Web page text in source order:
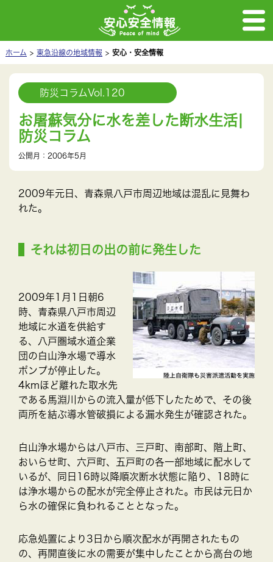
ホーム 東急沿線の地域情報 安心・安全情報
防災コラムVol.120
お屠蘇気分に水を差した断水生活|
防災コラム
公開月：2006年5月
2009年元日、青森県八戸市周辺地域は混乱に見舞わ
れた。
それは初日の出の前に発生した
2009年1月1日朝6
時、青森県八戸市周辺
地域に水道を供給す
る、八戸圏域水道企業
団の白山浄水場で導水
ポンプが停止した。
4kmほど離れた取水先
である馬淵川からの流入量が低下したためで、その後
両所を結ぶ導水管破損による漏水発生が確認された。
白山浄水場からは八戸市、三戸町、南部町、階上町、
おいらせ町、六戸町、五戸町の各一部地域に配水して
いるが、同日16時以降順次断水状態に陥り、18時に
は浄水場からの配水が完全停止された。市民は元日か
ら水の確保に負われることとなった。
応急処置により3日から順次配水が再開されたもの
の、再開直後に水の需要が集中したことから高台の地